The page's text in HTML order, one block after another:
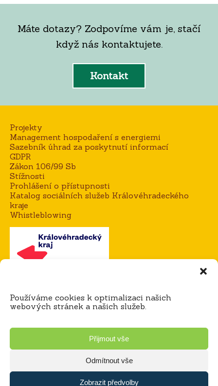
Používáme cookies k optimalizaci našich
webových stránek a našich služeb.
Přijmout vše
Odmítnout vše
Zobrazit předvolby
Máte dotazy? Zodpovíme vám je, stačí
když nás kontaktujete.
Kontakt
Projekty
Management hospodaření s energiemi
Sazebník úhrad za poskytnutí informací
GDPR
Zákon 106/99 Sb
Stížnosti
Prohlášení o přístupnosti
Katalog sociálních služeb Královéhradeckého
kraje
Whistleblowing
Mgr. Alena Goisová, ředitelka domova
tel.:604 273 183 / 725 921 365
Bc. Miloš Čihák, zástupce ředitele
tel.:
mcihak@domov-dedina.cz